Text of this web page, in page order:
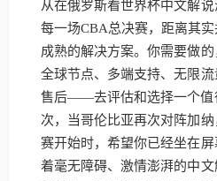
从在俄罗斯看世界杯中文解
每一场CBA总决赛，距离其
成熟的解决方案。你需要做
全球节点、多端支持、无限
售后——去评估和选择一个值
次，当哥伦比亚再次对阵加
赛开始时，希望你已经坐在
着毫无障碍、激情澎湃的中